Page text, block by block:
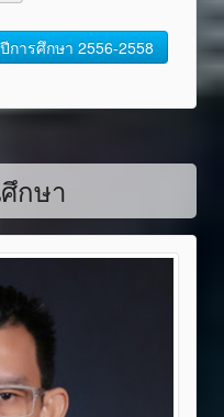
การศึกษา 2556-2558
กษา